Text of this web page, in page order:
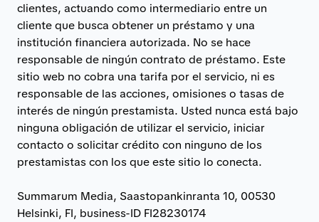
clientes, actuando como intermediario entre un
cliente que busca obtener un préstamo y una
institución financiera autorizada. No se hace
responsable de ningún contrato de préstamo. Este
sitio web no cobra una tarifa por el servicio, ni es
responsable de las acciones, omisiones o tasas de
interés de ningún prestamista. Usted nunca está bajo
ninguna obligación de utilizar el servicio, iniciar
contacto o solicitar crédito con ninguno de los
prestamistas con los que este sitio lo conecta.
Summarum Media, Saastopankinranta 10, 00530
Helsinki, FI, business-ID FI28230174